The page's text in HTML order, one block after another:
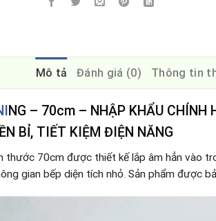
Mô tả Đánh giá (0) Thông tin
NG – 70cm – NHẬP KHẨU CHÍNH
BỈ, TIẾT KIỆM ĐIỆN NĂNG
thước 70cm được thiết kế lắp âm hẳn vào
gian bếp diện tích nhỏ. Sản phẩm được